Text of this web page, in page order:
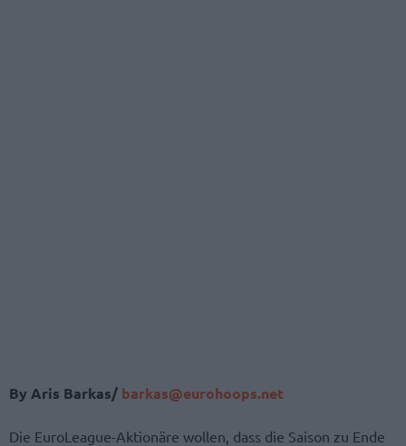
By Aris Barkas/ barkas@eurohoops.net
Die EuroLeague-Aktionäre wollen, dass die Saison zu Ende